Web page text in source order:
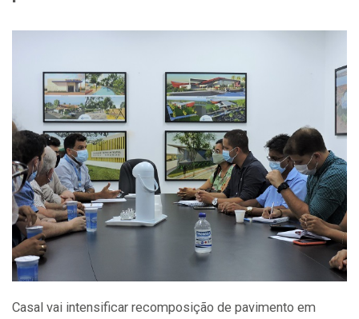
Casal vai intensificar recomposição de pavimento em